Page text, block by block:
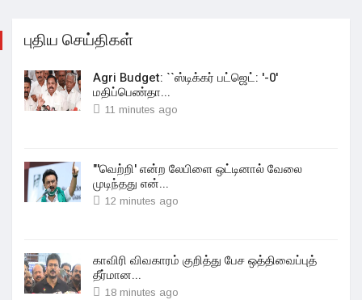
புதிய செய்திகள்
Agri Budget: ``ஸ்டிக்கர் பட்ஜெட்: '-0'
மதிப்பெண்தா...
11 minutes ago
"'வெற்றி' என்ற லேபிளை ஒட்டினால் வேலை
முடிந்தது என்...
12 minutes ago
காவிரி விவகாரம் குறித்து பேச ஒத்திவைப்புத்
தீர்மான...
18 minutes ago